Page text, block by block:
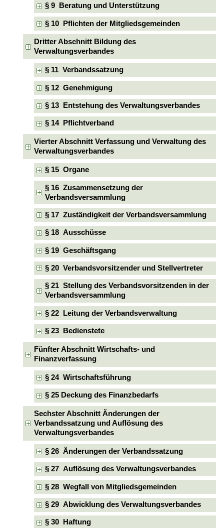
§ 9 Beratung und Unterstützung
§ 10 Pflichten der Mitgliedsgemeinden
Dritter Abschnitt Bildung des
Verwaltungsverbandes
§ 11 Verbandssatzung
§ 12 Genehmigung
§ 13 Entstehung des Verwaltungsverbandes
§ 14 Pflichtverband
Vierter Abschnitt Verfassung und Verwaltung des
Verwaltungsverbandes
§ 15 Organe
§ 16 Zusammensetzung der
Verbandsversammlung
§ 17 Zuständigkeit der Verbandsversammlung
§ 18 Ausschüsse
§ 19 Geschäftsgang
§ 20 Verbandsvorsitzender und Stellvertreter
§ 21 Stellung des Verbandsvorsitzenden in der
Verbandsversammlung
§ 22 Leitung der Verbandsverwaltung
§ 23 Bedienstete
Fünfter Abschnitt Wirtschafts- und
Finanzverfassung
§ 24 Wirtschaftsführung
§ 25 Deckung des Finanzbedarfs
Sechster Abschnitt Änderungen der
Verbandssatzung und Auflösung des
Verwaltungsverbandes
§ 26 Änderungen der Verbandssatzung
§ 27 Auflösung des Verwaltungsverbandes
§ 28 Wegfall von Mitgliedsgemeinden
§ 29 Abwicklung des Verwaltungsverbandes
§ 30 Haftung